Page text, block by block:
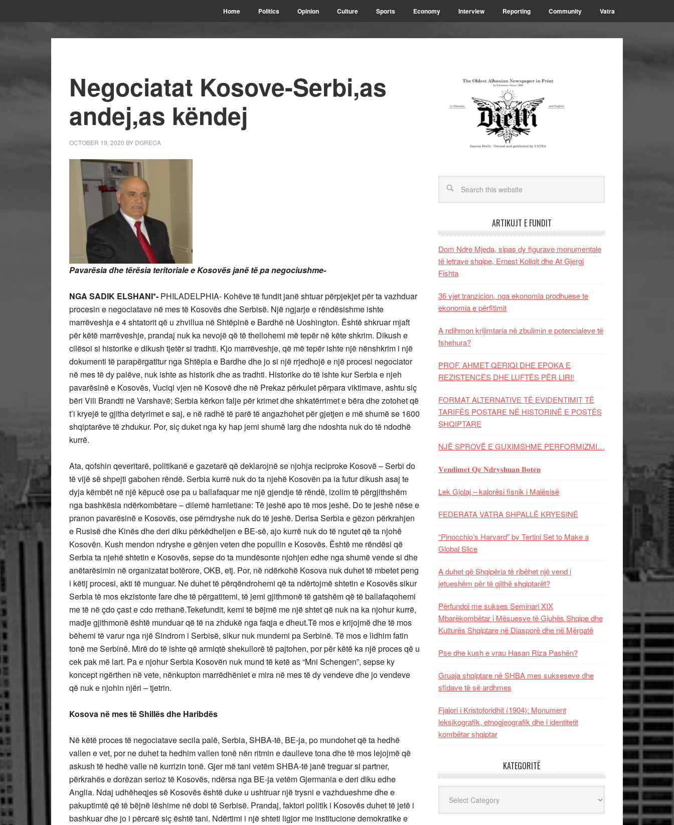
Home Politics Opinion Culture Sports Economy Interview Reporting Community Vatra
Negociatat Kosove-Serbi,as
andej,as këndej
OCTOBER 19, 2020 BY DGRECA
Pavarësia dhe tërësia teritoriale e Kosovës janë të pa negociushme-
NGA SADIK ELSHANI*- PHILADELPHIA- Kohëve të fundit janë shtuar përpjekjet për ta vazhduar
procesin e negociatave në mes të Kosovës dhe Serbisë. Një ngjarje e rëndësishme ishte
marrëveshja e 4 shtatorit që u zhvillua në Shtëpinë e Bardhë në Uoshington. Është shkruar mjaft
për këtë marrëveshje, prandaj nuk ka nevojë që të thellohemi më tepër në këte shkrim. Dikush e
cilësoi si historike e dikush tjetër si tradhti. Kjo marrëveshje, që më tepër ishte një nënshkrim i një
dokumenti të parapërgatitur nga Shtëpia e Bardhe dhe jo si një rrjedhojë e një procesi negociator
në mes të dy palëve, nuk ishte as historik dhe as tradhti. Historike do të ishte kur Serbia e njeh
pavarësinë e Kosovës, Vuciqi vjen në Kosovë dhe në Prekaz përkulet përpara viktimave, ashtu siç
bëri Vili Brandti në Varshavë; Serbia kërkon falje për krimet dhe shkatërrimet e bëra dhe zotohet që
t’i kryejë te gjitha detyrimet e saj, e në radhë të parë të angazhohet për gjetjen e më shumë se 1600
shqiptarëve të zhdukur. Por, siç duket nga ky hap jemi shumë larg dhe ndoshta nuk do të ndodhë
kurrë.
Ata, qofshin qeveritarë, politikanë e gazetarë që deklarojnë se njohja reciproke Kosovë – Serbi do
të vijë së shpejti gabohen rëndë. Serbia kurrë nuk do ta njehë Kosovën pa ia futur dikush asaj te
dyja këmbët në një këpucë ose pa u ballafaquar me një gjendje të rëndë, izolim të përgjithshëm
nga bashkësia ndërkombëtare – dilemë hamletiane: Të jeshë apo të mos jeshë. Do te jeshë nëse e
pranon pavarësinë e Kosovës, ose përndryshe nuk do të jeshë. Derisa Serbia e gëzon përkrahjen
e Rusisë dhe Kinës dhe deri diku përkëdheljen e BE-së, ajo kurrë nuk do të ngutet që ta njohë
Kosovën. Kush mendon ndryshe e gënjen veten dhe popullin e Kosovës. Është me rëndësi që
Serbia ta njehë shtetin e Kosovës, sepse do ta mundësonte njohjen edhe nga shumë vende si dhe
anëtarësimin në organizatat botërore, OKB, etj. Por, në ndërkohë Kosova nuk duhet të mbetet peng
i këtij procesi, akti të munguar. Ne duhet të përqëndrohemi që ta ndërtojmë shtetin e Kosovës sikur
Serbia të mos ekzistonte fare dhe të përgatitemi, të jemi gjithmonë të gatshëm që të ballafaqohemi
me të në çdo çast e cdo rrethanë.Tekefundit, kemi të bëjmë me një shtet që nuk na ka njohur kurrë,
madje gjithmonë është munduar që të na zhdukë nga faqja e dheut.Të mos e krijojmë dhe të mos
bëhemi të varur nga një Sindrom i Serbisë, sikur nuk mundemi pa Serbinë. Të mos e lidhim fatin
tonë me Serbinë. Mirë do të ishte që armiqtë shekullorë të pajtohen, por për këtë ka një proces që u
cek pak më lart. Pa e njohur Serbia Kosovën nuk mund të ketë as “Mni Schengen”, sepse ky
koncept ngërthen në vete, nënkupton marrëdhëniet e mira në mes të dy vendeve dhe jo vendeve
që nuk e njohin njëri – tjetrin.
Kosova në mes të Shillës dhe Haribdës
Në këtë proces të negociatave secila palë, Serbia, SHBA-të, BE-ja, po mundohet që ta hedhë
vallen e vet, por ne duhet ta hedhim vallen tonë nën ritmin e daulleve tona dhe të mos lejojmë që
askush të hedhë valle në kurrizin tonë. Gjer më tani vetëm SHBA-të janë treguar si partner,
përkrahës e dorëzan serioz të Kosovës, ndërsa nga BE-ja vetëm Gjermania e deri diku edhe
Anglia. Ndaj udhëheqjes së Kosovës është duke u ushtruar një trysni e vazhdueshme dhe e
pakuptimtë që të bëjnë lëshime në dobi të Serbisë. Prandaj, faktori politik i Kosovës duhet të jetë i
bashkuar dhe jo i përcarë siç është tani. Ndërtimi i një shteti ligjor me institucione demokratike e
ARTIKUJT E FUNDIT
Dom Ndre Mjeda, sipas dy figurave monumentale
të letrave shqipe, Ernest Koliqit dhe At Gjergj
Fishta
36 vjet tranzicion, nga ekonomia prodhuese te
ekonomia e përfitimit
A ndihmon krijimtaria në zbulimin e potencialeve të
fshehura?
PROF. AHMET QERIQI DHE EPOKA E
REZISTENCЁS DHE LUFTЁS PЁR LIRI!
FORMAT ALTERNATIVE TË EVIDENTIMIT TË
TARIFËS POSTARE NË HISTORINË E POSTËS
SHQIPTARE
NJË SPROVË E GUXIMSHME PERFORMIZMI…
𝐕𝐞𝐧𝐝𝐢𝐦𝐞𝐭 𝐐𝐞̈ 𝐍𝐝𝐫𝐲𝐬𝐡𝐮𝐚𝐧 𝐁𝐨𝐭𝐞̈𝐧
Lek Gjolaj – kalorësi fisnik i Malësisë
FEDERATA VATRA SHPALLË KRYESINË
“Pinocchio’s Harvard” by Tertini Set to Make a
Global Slice
A duhet që Shqipëria të ribëhet një vend i
jetueshëm për të gjithë shqiptarët?
Përfundoi me sukses Seminari XIX
Mbarëkombëtar i Mësuesve të Gjuhës Shqipe dhe
Kulturës Shqiptare në Diasporë dhe në Mërgatë
Pse dhe kush e vrau Hasan Riza Pashën?
Gruaja shqiptare në SHBA mes sukseseve dhe
sfidave të së ardhmes
Fjalori i Kristoforidhit (1904): Monument
leksikografik, etnogjeografik dhe i identitetit
kombëtar shqiptar
KATEGORITË